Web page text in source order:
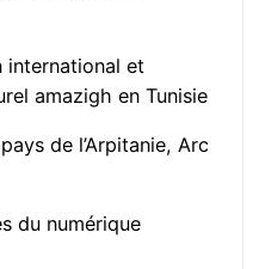
international et
amazigh en Tunisie
de l’Arpitanie, Arc
du numérique